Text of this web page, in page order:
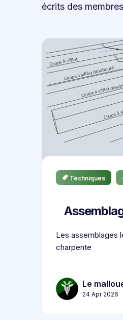
écrits des
Techniques
Les assemblages
charpente
Le
24 Apr 2026